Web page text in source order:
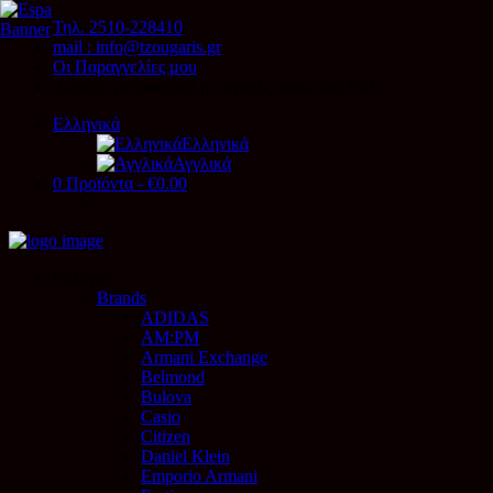
Τηλ. 2510-228410
mail : info@tzougaris.gr
Οι Παραγγελίες μου
Ελληνικά
Ελληνικά
Αγγλικά
0 Προϊόντα - €0.00
Brands
ADIDAS
AM:PM
Armani Exchange
Belmond
Bulova
Casio
Citizen
Daniel Klein
Emporio Armani